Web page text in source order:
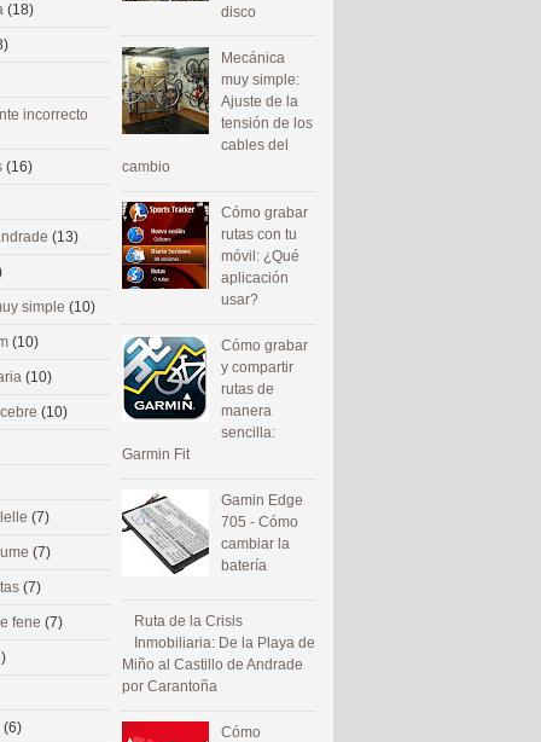
disco
Mecánica
muy simple:
Ajuste de la
tensión de los
cables del
cambio
Cómo grabar
rutas con tu
móvil: ¿Qué
aplicación
usar?
Cómo grabar
y compartir
rutas de
manera
sencilla:
Garmin Fit
Gamin Edge
705 - Cómo
cambiar la
batería
Ruta de la Crisis
Inmobiliaria: De la Playa de
Miño al Castillo de Andrade
por Carantoña
Cómo
(18)
incorrecto
(16)
(13)
simple (10)
(10)
(10)
(10)
(7)
(7)
(7)
fene (7)
(6)